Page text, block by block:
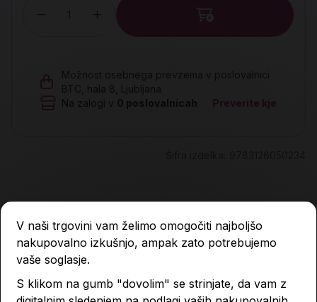
Možnost osebnega prevzema v poslovalnici
BTC, hala 8, Ljubljana
Na zalogi v
0 poslovalnicah Preverite kje
Lastnosti izdelka
V naši trgovini vam želimo omogočiti najboljšo
nakupovalno izkušnjo, ampak zato potrebujemo
vaše soglasje.
S klikom na gumb "dovolim" se strinjate, da vam z